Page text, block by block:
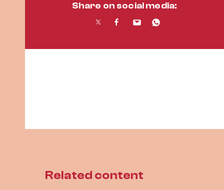
Share on social media:
Related content